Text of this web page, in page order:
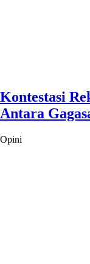
Kontestasi
Antara
Opini